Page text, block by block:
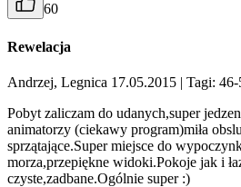
60
Rewelacja
Andrzej, Legnica 17.05.2015 | Tagi:
Pobyt zaliczam do udanych,super
animatorzy (ciekawy program)miła
sprzątające.Super miejsce do
morza,przepiękne widoki.Pokoje jak i
czyste,zadbane.Ogólnie super :)